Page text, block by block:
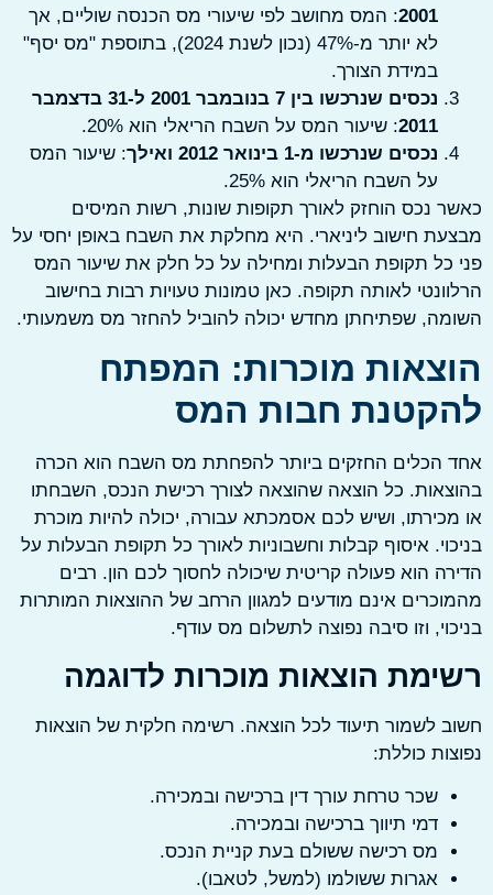
: המס מחושב לפי שיעורי מס הכנסה שוליים, אך
לא יותר מ-47% (נכון לשנת 2024), בתוספת "מס יסף"
במידת הצורך.
נכסים שנרכשו בין 7 בנובמבר 2001 ל-31 בדצמבר
: שיעור המס על השבח הריאלי הוא 20%.
נכסים שנרכשו מ-1 בינואר 2012 ואילך
: שיעור המס
על השבח הריאלי הוא 25%.
נכס הוחזק לאורך תקופות שונות, רשות המיסים
חישוב ליניארי. היא מחלקת את השבח באופן יחסי על
כל תקופת הבעלות ומחילה על כל חלק את שיעור המס
לאותה תקופה. כאן טמונות טעויות רבות בחישוב
שפתיחתן מחדש יכולה להוביל להחזר מס משמעותי.
מוכרות: המפתח
חבות המס
הכלים החזקים ביותר להפחתת מס השבח הוא הכרה
כל הוצאה שהוצאה לצורך רכישת הנכס, השבחתו
ושיש לכם אסמכתא עבורה, יכולה להיות מוכרת
איסוף קבלות וחשבוניות לאורך כל תקופת הבעלות על
הוא פעולה קריטית שיכולה לחסוך לכם הון. רבים
אינם מודעים למגוון הרחב של ההוצאות המותרות
וזו סיבה נפוצה לתשלום מס עודף.
הוצאות מוכרות לדוגמה
לשמור תיעוד לכל הוצאה. רשימה חלקית של הוצאות
כוללת:
שכר טרחת עורך דין ברכישה ובמכירה.
דמי תיווך ברכישה ובמכירה.
מס רכישה ששולם בעת קניית הנכס.
אגרות ששולמו (למשל, לטאבו).